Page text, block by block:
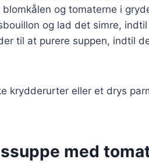
blomkålen og tomaterne i
og lad det simre, indtil
til at purere suppen, indtil
krydderurter eller et drys
med